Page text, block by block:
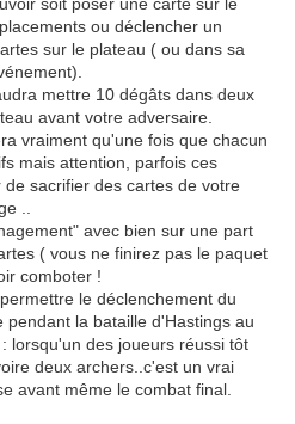
ou déclencher un
sur le plateau ( ou dans sa
mettre 10 dégâts dans deux
avant votre adversaire.
vraiment qu'une fois que chacun
mais attention, parfois ces
sacrifier des cartes de votre
..
avec bien sur une part
( vous ne finirez pas le paquet
comboter !
le déclenchement du
la bataille d'Hastings au
lorsqu'un des joueurs réussi tôt
deux archers..c'est un vrai
avant même le combat final.